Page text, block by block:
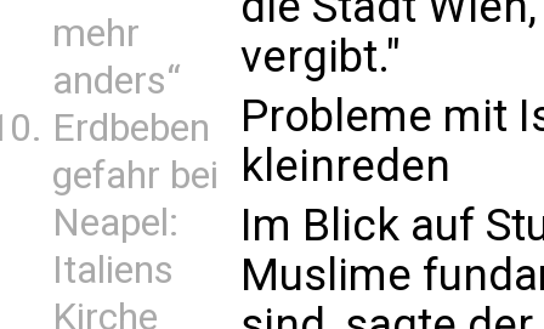
mehr
anders“
Erdbeben
gefahr bei
Neapel:
Italiens
Kirche
vergibt."
Probleme mit
kleinreden
Im Blick auf
Muslime